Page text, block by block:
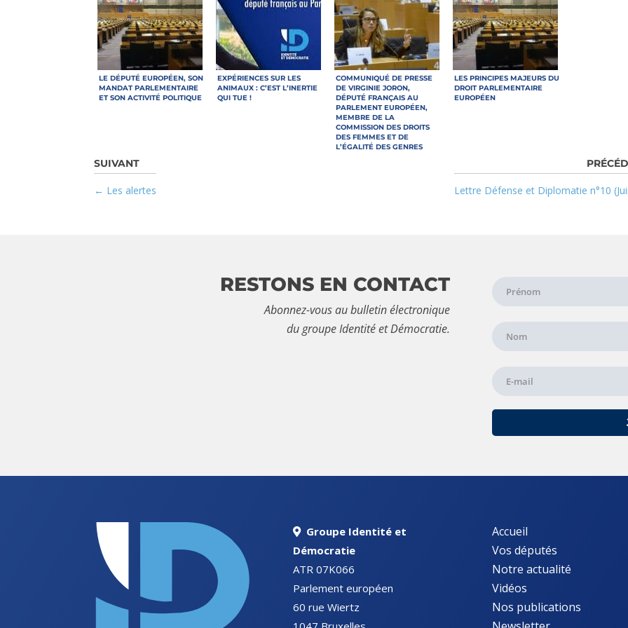
LE DÉPUTÉ EUROPÉEN, SON
MANDAT PARLEMENTAIRE
ET SON ACTIVITÉ POLITIQUE
EXPÉRIENCES SUR LES
ANIMAUX : C’EST L’INERTIE
QUI TUE !
COMMUNIQUÉ DE PRESSE
DE VIRGINIE JORON,
DÉPUTÉ FRANÇAIS AU
PARLEMENT EUROPÉEN,
MEMBRE DE LA
COMMISSION DES DROITS
DES FEMMES ET DE
L’ÉGALITÉ DES GENRES
LES PRINCIPES MAJEURS DU
DROIT PARLEMENTAIRE
EUROPÉEN
Lettre Défense et Diplomatie n°10
Les alertes
RESTONS EN CONTACT
Abonnez-vous au bulletin électronique
du groupe Identité et Démocratie.
Groupe Identité et
Démocratie
ATR 07K066
Parlement européen
60 rue Wiertz
Accueil
Vos députés
Notre actualité
Vidéos
Nos publications